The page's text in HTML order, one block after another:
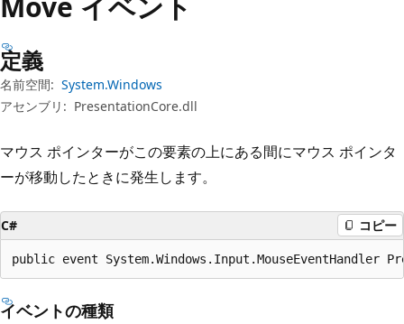
定義
名前空間: System.Windows
アセンブリ: PresentationCore.dll
マウス ポインターがこの要素の上にある間にマウス ポインタ
ーが移動したときに発生します。
C# コピー
public event System.Windows.Input.MouseEventHandler
イベントの種類